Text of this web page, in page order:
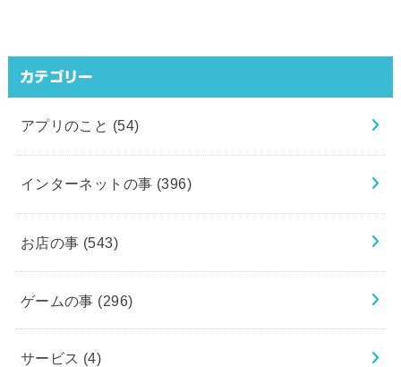
カテゴリー
アプリのこと (54)
インターネットの事 (396)
お店の事 (543)
ゲームの事 (296)
サービス (4)